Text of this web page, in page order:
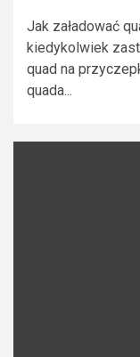
Jak załadować
kiedykolwiek
quad na
quada...